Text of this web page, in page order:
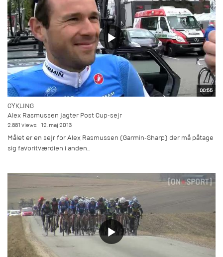
00:55
CYKLING
Alex Rasmussen jagter Post Cup-sejr
2.881 views 12. maj 2013
Målet er en sejr for Alex Rasmussen (Garmin-Sharp) der må påtage
sig favoritværdien i anden...